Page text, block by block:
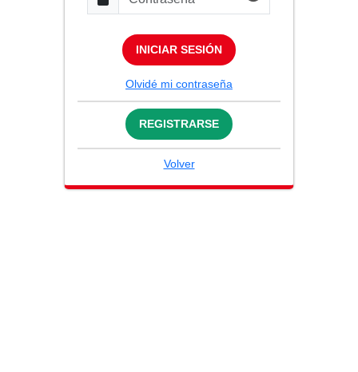
INICIAR SESIÓN
Olvidé mi contraseña
REGISTRARSE
Volver